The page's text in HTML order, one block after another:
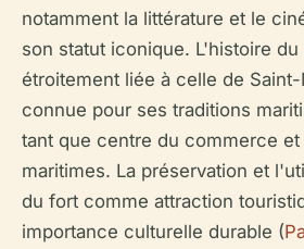
notamment la littérature et le
son statut iconique. L'histoire
étroitement liée à celle de
connue pour ses traditions
tant que centre du commerce
maritimes. La préservation et
du fort comme attraction
importance culturelle durable (